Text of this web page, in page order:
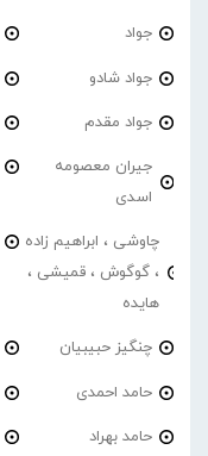
جواد
جواد شادو
جواد مقدم
جیران معصومه
اسدی
چاوشی ، ابراهیم زاده
، گوگوش ، قمیشی ،
هایده
چنگیز حبیبیان
حامد احمدی
حامد بهراد